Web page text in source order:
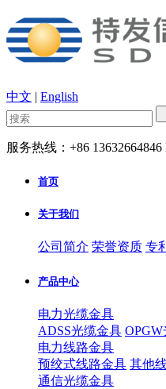
中文 | English
服务热线：+86 13632664846
首页
关于我们
公司简介 荣誉资质 专
产品中心
电力光缆金具
ADSS光缆金具
电力线路金具
预绞式线路金具 其他
通信光缆金具